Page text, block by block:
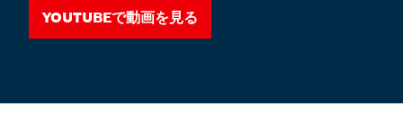
YouTubeで動画を見る